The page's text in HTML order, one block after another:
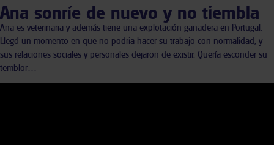
Ana sonríe de nuevo y no tiembla
Ana es veterinaria y además tiene una explotación ganadera en Portugal.
Llegó un momento en que no podria hacer su trabajo con normalidad, y
sus relaciones sociales y personales dejaron de existir. Quería esconder su
temblor…